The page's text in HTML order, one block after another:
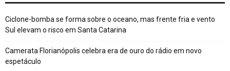
Ciclone-bomba se forma sobre o oceano, mas frente fria e vento
Sul elevam o risco em Santa Catarina
Camerata Florianópolis celebra era de ouro do rádio em novo
espetáculo